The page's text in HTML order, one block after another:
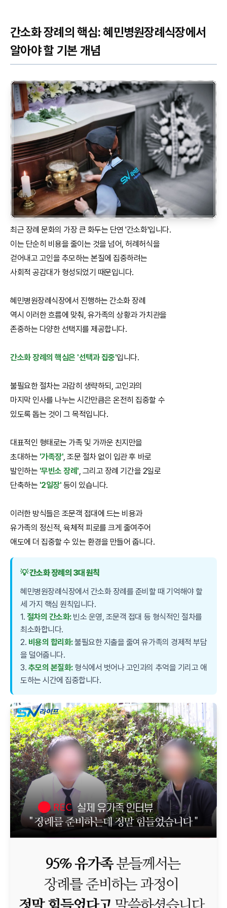
간소화 장례의 핵심: 혜민병원장례식장에서
알아야 할 기본 개념
최근 장례 문화의 가장 큰 화두는 단연 '간소화'입니다.
이는 단순히 비용을 줄이는 것을 넘어, 허례허식을
걷어내고 고인을 추모하는 본질에 집중하려는
사회적 공감대가 형성되었기 때문입니다.
혜민병원장례식장에서 진행하는 간소화 장례
역시 이러한 흐름에 맞춰, 유가족의 상황과 가치관을
존중하는 다양한 선택지를 제공합니다.
간소화 장례의 핵심은 '선택과 집중'입니다.
불필요한 절차는 과감히 생략하되, 고인과의
마지막 인사를 나누는 시간만큼은 온전히 집중할 수
있도록 돕는 것이 그 목적입니다.
대표적인 형태로는 가족 및 가까운 친지만을
초대하는 '가족장', 조문 절차 없이 입관 후 바로
발인하는 '무빈소 장례', 그리고 장례 기간을 2일로
단축하는 '2일장' 등이 있습니다.
이러한 방식들은 조문객 접대에 드는 비용과
유가족의 정신적, 육체적 피로를 크게 줄여주어
애도에 더 집중할 수 있는 환경을 만들어 줍니다.
💡 간소화 장례의 3대 원칙
혜민병원장례식장에서 간소화 장례를 준비할 때 기억해야 할
세 가지 핵심 원칙입니다.
1. 절차의 간소화:빈소 운영, 조문객 접대 등 형식적인 절차를
최소화합니다.
2. 비용의 합리화:불필요한 지출을 줄여 유가족의 경제적 부담
을 덜어줍니다.
3. 추모의 본질화:형식에서 벗어나 고인과의 추억을 기리고 애
도하는 시간에 집중합니다.